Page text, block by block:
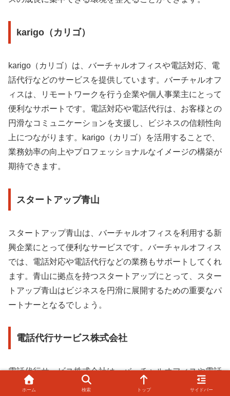
karigo（カリゴ）
karigo（カリゴ）は、バーチャルオフィスや電話対応、電
話代行などのサービスを提供しています。バーチャルオフ
ィスは、リモートワークを行う企業や個人事業主にとって
便利なサポートです。電話対応や電話代行は、お客様との
円滑なコミュニケーションを支援し、ビジネスの信頼性向
上につながります。karigo（カリゴ）を活用することで、
業務効率の向上やプロフェッショナルなイメージの構築が
期待できます。
スタートアップ青山
スタートアップ青山は、バーチャルオフィスを利用する新
興企業にとって便利なサービスです。バーチャルオフィス
では、電話対応や電話代行などの業務もサポートしてくれ
ます。青山に拠点を持つスタートアップにとって、スター
トアップ青山はビジネスを円滑に展開するための重要なパ
ートナーとなるでしょう。
電話代行サービス株式会社
電話代行サービス株式会社は、バーチャルオフィスや電話
対応において優れたサービスを提供しています。バーチャ
ホーム 検索 トップ サイドバー